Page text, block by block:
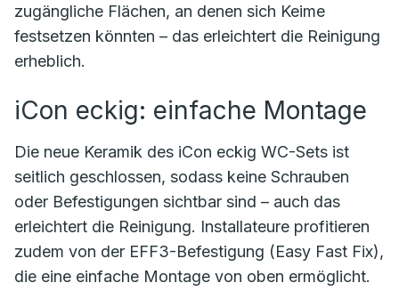
zugängliche Flächen, an denen sich Keime
festsetzen könnten – das erleichtert die Reinigung
erheblich.
iCon eckig: einfache Montage
Die neue Keramik des iCon eckig WC-Sets ist
seitlich geschlossen, sodass keine Schrauben
oder Befestigungen sichtbar sind – auch das
erleichtert die Reinigung. Installateure profitieren
zudem von der EFF3-Befestigung (Easy Fast Fix),
die eine einfache Montage von oben ermöglicht.